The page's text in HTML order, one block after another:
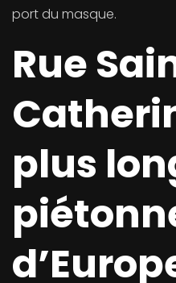
port du masque.
Rue
plus